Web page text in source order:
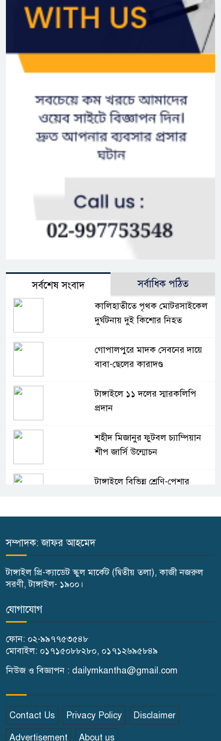
সর্বশেষ সংবাদ সর্বাধিক পঠিত
কালিহাতীতে পৃথক মোটরসাইকেল
দুর্ঘটনায় দুই কিশোর নিহত
গোপালপুরে মাদক সেবনের দায়ে
বাবা-ছেলের কারাদণ্ড
টাঙ্গাইলে ১১ দলের স্মারকলিপি
প্রদান
শহীদ মিজানুর ফুটবল চ্যাম্পিয়ান
শীপ জার্সি উন্মোচন
টাঙ্গাইলে বিভিন্ন শ্রেণি-পেশার
করছে স্বৈরাচারের দোসররা-প্রতিমন্ত্রী
টুকু
টাঙ্গাইলে জুলাই অভ্যুত্থান দিবসে
৫দিন অনশনের পর বিয়ে,
মরদেহ উদ্ধার
বাসাইলে সুন্না আব্বাছিয়া উচ্চ
সম্পাদক: জাফর আহমেদ
টাঙ্গাইল প্রি-ক্যাডেট স্কুল মার্কেট (দ্বিতীয় তলা), কাজী নজরুল
সরণী, টাঙ্গাইল- ১৯০০।
যোগাযোগ
ফোন: ০২-৯৯৭৭৫৩৫৪৮
মোবাইল: ০১৭১৫০৮৮২৮০, ০১৭১২৬৯৫৮৪৯
নিউজ ও বিজ্ঞাপন : dailymkantha@gmail.com
Contact Us Privacy Policy Disclaimer
Advertisement About us